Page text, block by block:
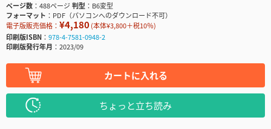
ページ数
488ページ判型
B6変型
フォーマット
PDF（パソコンへのダウンロード不可）
電子版販売価格： ¥4,180(本体¥3,800＋税10％)
印刷版ISBN
978-4-7581-0948-2
印刷版発行年月
2023/09
カートに入れる
ちょっと立ち読み